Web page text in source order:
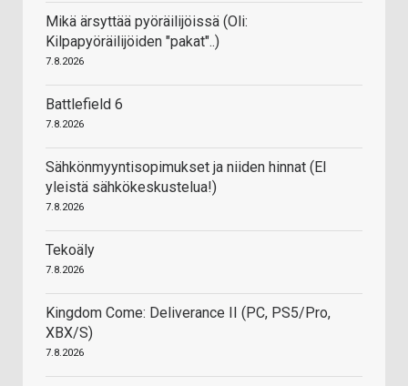
Mikä ärsyttää pyöräilijöissä (Oli:
Kilpapyöräilijöiden "pakat"..)
7.8.2026
Battlefield 6
7.8.2026
Sähkönmyyntisopimukset ja niiden hinnat (EI
yleistä sähkökeskustelua!)
7.8.2026
Tekoäly
7.8.2026
Kingdom Come: Deliverance II (PC, PS5/Pro,
XBX/S)
7.8.2026